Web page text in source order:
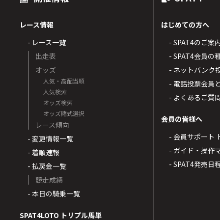
レース情報
- レース一覧
出走表
オッズ
人気・高配当順
人気検索
オッズ検索
オッズ賭式選択
レース傾向
- 変更情報一覧
- 着順速報
- 払戻金一覧
競走成績
- 本日の騎乗一覧
SPAT4LOTO トリプル馬単
はじめての方へ
- SPAT4のご案
- SPAT4会員の
- ネットバンク
- 電話投票会員
- よくあるご質
会員の皆様へ
- 会員サポート
- ガイド・操作
- SPAT4発売日